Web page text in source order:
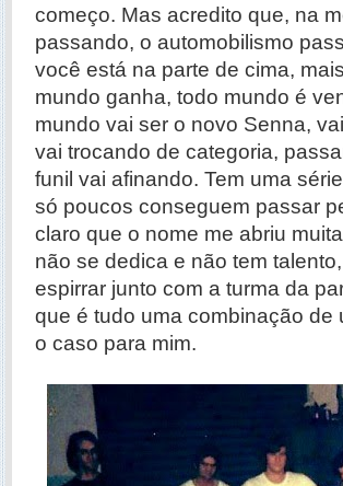
começo. Mas acredito que, na
passando, o automobilismo
você está na parte de cima,
mundo ganha, todo mundo é
mundo vai ser o novo Senna,
vai trocando de categoria,
funil vai afinando. Tem uma
só poucos conseguem passar
claro que o nome me abriu
não se dedica e não tem
espirrar junto com a turma da
que é tudo uma combinação
o caso para mim.